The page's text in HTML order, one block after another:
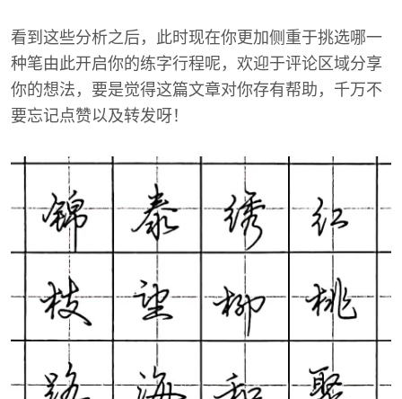
看到这些分析之后，此时现在你更加侧重于挑选哪一
种笔由此开启你的练字行程呢，欢迎于评论区域分享
你的想法，要是觉得这篇文章对你存有帮助，千万不
要忘记点赞以及转发呀！